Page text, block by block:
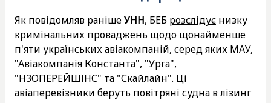
Як повідомляв ранішеУНН, БЕБ розслідує низку
кримінальних проваджень щодо щонайменше
п'яти українських авіакомпаній, серед яких МАУ,
"Авіакомпанія Константа", "Урга",
"Н3ОПЕРЕЙШІНС" та "Скайлайн". Ці
авіаперевізники беруть повітряні судна в лізинг